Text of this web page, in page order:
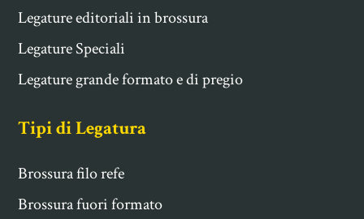
Legature editoriali in brossura
Legature Speciali
Legature grande formato e di pregio
Tipi di Legatura
Brossura filo refe
Brossura fuori formato